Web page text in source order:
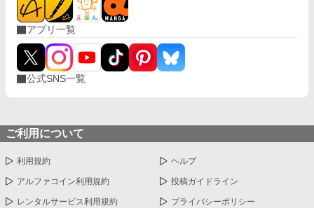
アプリ一覧
公式SNS一覧
ご利用について
利用規約 ヘルプ
アルファコイン利用規約 投稿ガイドライン
レンタルサービス利用規約 プライバシーポリシー